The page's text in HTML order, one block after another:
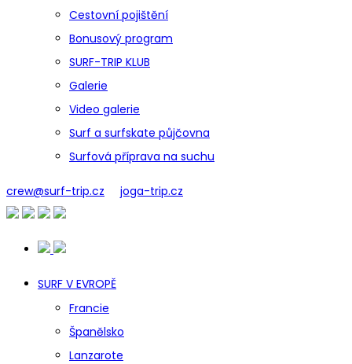
Cestovní pojištění
Bonusový program
SURF-TRIP KLUB
Galerie
Video galerie
Surf a surfskate půjčovna
Surfová příprava na suchu
crew@surf-trip.cz joga-trip.cz
SURF V EVROPĚ
Francie
Španělsko
Lanzarote